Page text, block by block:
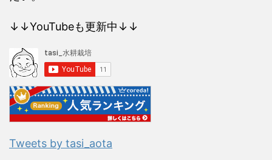
↓↓YouTubeも更新中↓↓
Tweets by tasi_aota